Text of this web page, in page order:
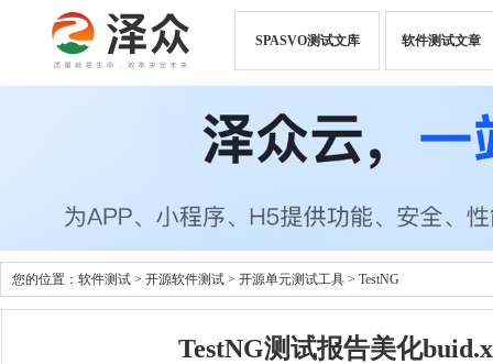
SPASVO测试文库 软件测试文章
您的位置： 软件测试 > 开源软件测试 > 开源单元测试工具 > TestNG
TestNG测试报告美化